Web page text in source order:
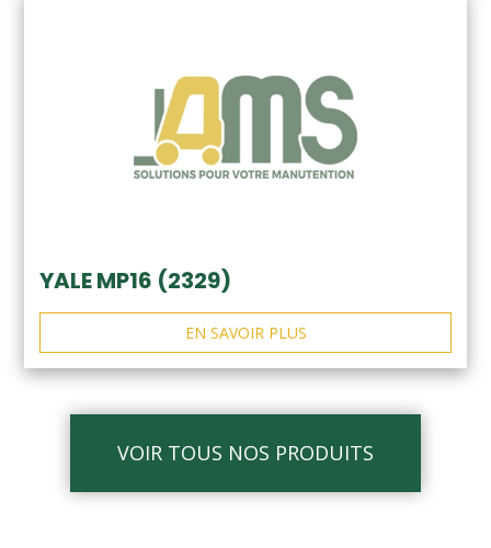
YALE MP16 (2329)
EN SAVOIR PLUS
VOIR TOUS NOS PRODUITS